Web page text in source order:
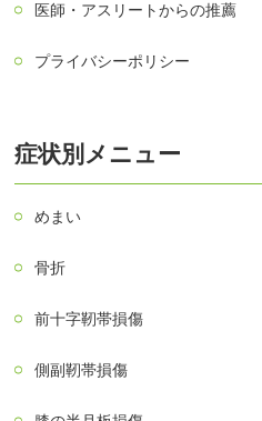
医師・アスリートからの推薦
プライバシーポリシー
症状別メニュー
めまい
骨折
前十字靭帯損傷
側副靭帯損傷